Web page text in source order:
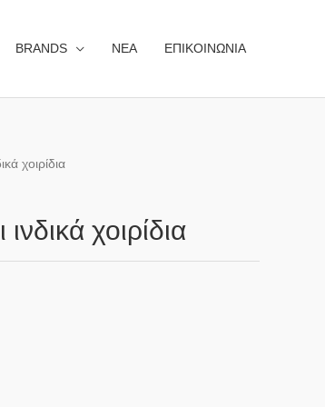
BRANDS NEA ΕΠΙΚΟΙΝΩΝΙΑ
χοιρίδια
χοιρίδια